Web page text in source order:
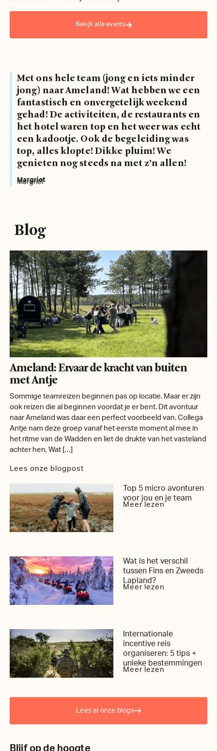
Bekijk alle events
Met ons hele team (jong en iets minder
jong) naar Ameland! Wat hebben we een
fantastisch en onvergetelijk weekend
gehad! De activiteiten, de restaurants en
het hotel waren top en het weer was echt
een kadootje. Ook de begeleiding was
top, alles klopte! Dikke pluim! We
genieten nog steeds na met z’n allen!
Margriet
Margriet
Blog
Ameland: Ervaar de kracht van buiten
met Antje
Sommige teamreizen beginnen pas op locatie. Maar er zijn
ook reizen die al beginnen voordat je er bent. Dit avontuur
naar Ameland was daar een perfect voorbeeld van. Collega
Antje nam deze groep vanaf het eerste moment al mee in
het ritme van de Wadden en liet de drukte van het vasteland
achter hen, Wat […]
Lees onze blogpost
Top 5 micro avonturen
voor jou en je team
Meer lezen
Wat is het verschil
tussen Fins en Zweeds
Lapland?
Meer lezen
Internationale
incentive reis
organiseren: 5 tips +
unieke bestemmingen
Meer lezen
Lees al onze blogs
Blijf op de hoogte